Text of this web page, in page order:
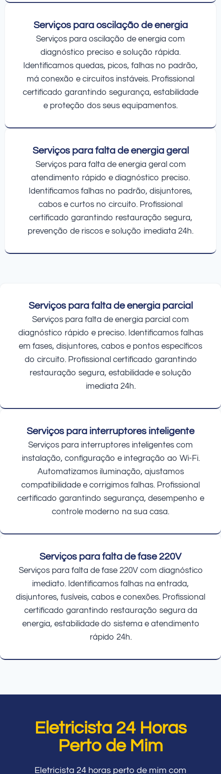
Serviços para oscilação de energia
Serviços para oscilação de energia com
diagnóstico preciso e solução rápida.
Identificamos quedas, picos, falhas no padrão,
má conexão e circuitos instáveis. Profissional
certificado garantindo segurança, estabilidade
e proteção dos seus equipamentos.
Serviços para falta de energia geral
Serviços para falta de energia geral com
atendimento rápido e diagnóstico preciso.
Identificamos falhas no padrão, disjuntores,
cabos e curtos no circuito. Profissional
certificado garantindo restauração segura,
prevenção de riscos e solução imediata 24h.
Serviços para falta de energia parcial
Serviços para falta de energia parcial com
diagnóstico rápido e preciso. Identificamos falhas
em fases, disjuntores, cabos e pontos específicos
do circuito. Profissional certificado garantindo
restauração segura, estabilidade e solução
imediata 24h.
Serviços para interruptores inteligente
Serviços para interruptores inteligentes com
instalação, configuração e integração ao Wi-Fi.
Automatizamos iluminação, ajustamos
compatibilidade e corrigimos falhas. Profissional
certificado garantindo segurança, desempenho e
controle moderno na sua casa.
Serviços para falta de fase 220V
Serviços para falta de fase 220V com diagnóstico
imediato. Identificamos falhas na entrada,
disjuntores, fusíveis, cabos e conexões. Profissional
certificado garantindo restauração segura da
energia, estabilidade do sistema e atendimento
rápido 24h.
Eletricista 24 Horas
Perto de Mim
Eletricista 24 horas perto de mim com